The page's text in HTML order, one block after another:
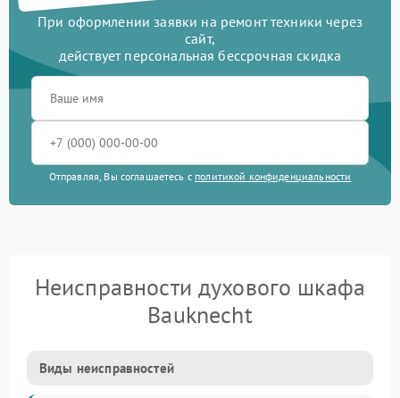
При оформлении заявки на ремонт техники через
сайт,
действует персональная бессрочная скидка
Отправляя, Вы соглашаетесь с политикой конфиденциальности
Неисправности духового шкафа
Bauknecht
Виды неисправностей